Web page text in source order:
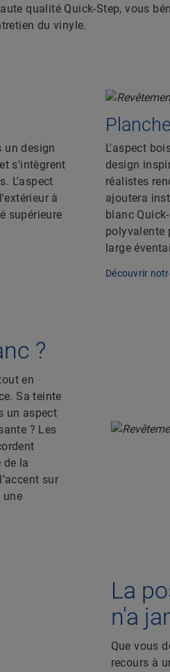
qualité Quick-Step, vous
du vinyle.
un design
s'intègrent
L'aspect
à
supérieure
L'aspect
design
réalistes
ajoutera
blanc
polyvalente
large
Découvrir
?
en
Sa teinte
un aspect
? Les
de la
sur
une
La
n'a
Que vous
recours à